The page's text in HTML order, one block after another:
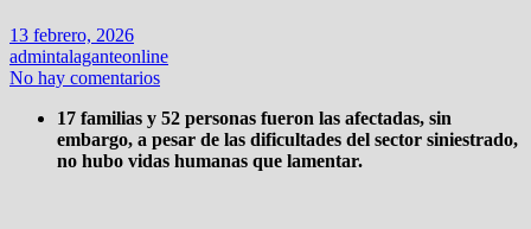
13 febrero, 2026
admintalaganteonline
No hay comentarios
17 familias y 52 personas fueron las afectadas, sin
embargo, a pesar de las dificultades del sector siniestrado,
no hubo vidas humanas que lamentar.